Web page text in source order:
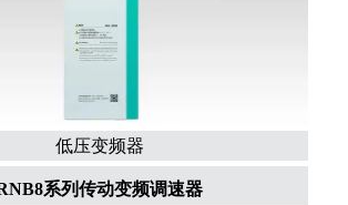
低压变频器
系列传动变频调速器